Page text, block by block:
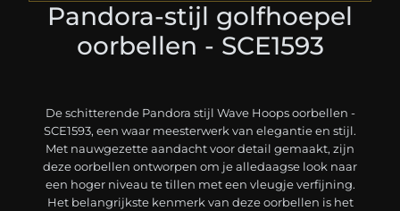
Pandora-stijl golfhoepel
oorbellen - SCE1593
De schitterende Pandora stijl Wave Hoops oorbellen -
SCE1593, een waar meesterwerk van elegantie en stijl.
Met nauwgezette aandacht voor detail gemaakt, zijn
deze oorbellen ontworpen om je alledaagse look naar
een hoger niveau te tillen met een vleugje verfijning.
Het belangrijkste kenmerk van deze oorbellen is het